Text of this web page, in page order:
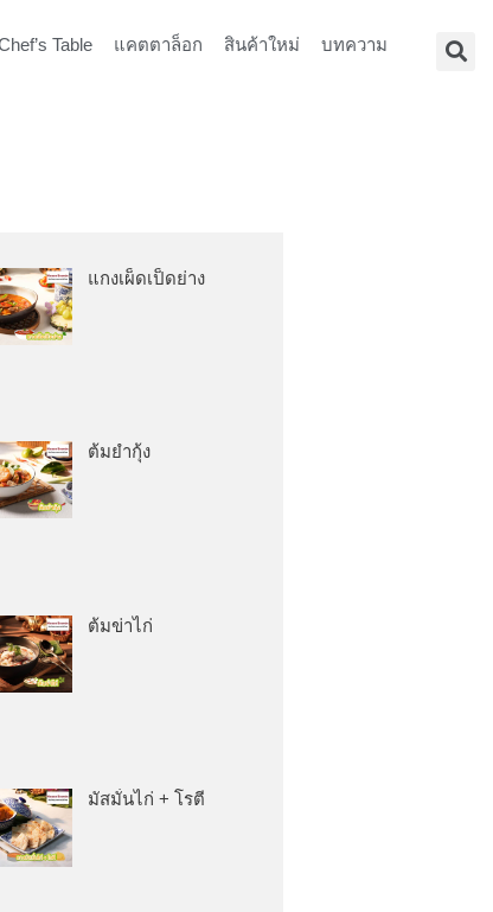
Table แคตตาล็อก สินค้าใหม่ บทความ
แกงเผ็ดเป็ดย่าง
ต้มยำกุ้ง
ต้มข่าไก่
มัสมั่นไก่ + โรตี